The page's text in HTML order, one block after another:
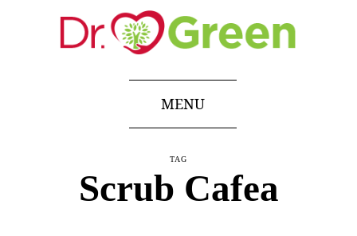
MENU
TAG
Scrub Cafea